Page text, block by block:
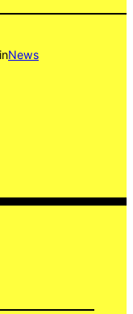
inNews